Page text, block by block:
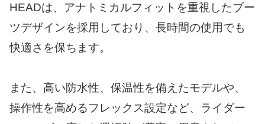
HEADは、アナトミカルフィットを重視したブー
ツデザインを採用しており、長時間の使用でも
快適さを保ちます。
また、高い防水性、保温性を備えたモデルや、
操作性を高めるフレックス設定など、ライダー